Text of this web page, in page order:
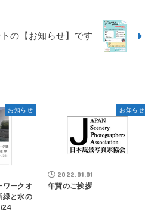
の【お知らせ】です
お知らせ
ークオ
と水の
24
お知らせ
2022.01.01
年賀のご挨拶